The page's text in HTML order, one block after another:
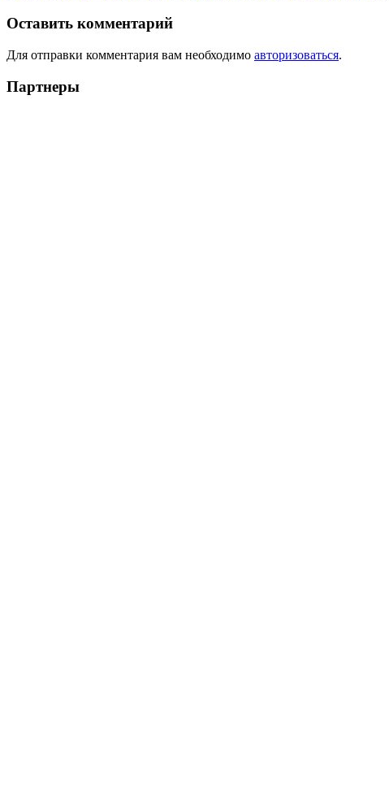
Оставить комментарий
Для отправки комментария вам необходимо авторизоваться.
Партнеры